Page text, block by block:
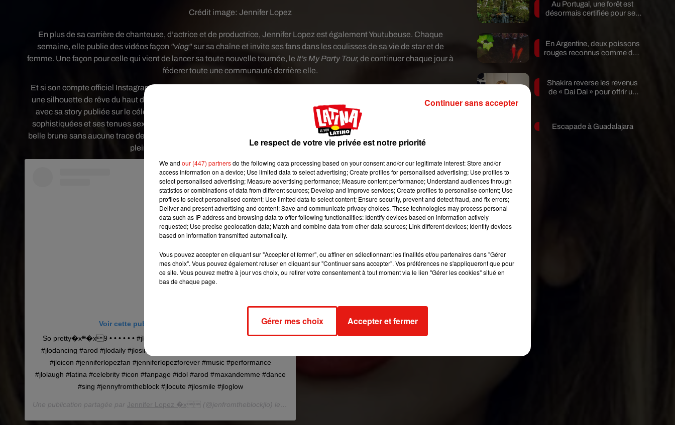
Crédit image:Jennifer Lopez
En plus de sa carrière de chanteuse, d’actrice et de productrice, Jennifer Lopez est également Youtubeuse. Chaque
semaine, elle publie des vidéos façon "vlog"sur sa chaîne et invite ses fans dans les coulisses de sa vie de star et de
femme. Une façon pour celle qui vient de lancer sa toute nouvelle tournée, le It’s My Party Tour,de continuer chaque jour à
féderer toute une communauté derrière elle.
Et si son compte officiel Instagram est suivi par près de 96 millions d'abonnés, ce n'est pas pour rien. Elle a beau afficher
une silhouette de rêve du haut de ses 50 ans, J-Lo n'en reste pas moins une femme simple et spontanée. Preuve en est
avec sa story publiée sur le célèbre réseau social il y a quelques jours. Exit la bomba latina avec ses mises en beauté
sophistiquées et ses tenues sexy, place à une véritable bomba...au naturel ! En effet, les internautes ont pu découvrir la
belle brune sans aucune trace de maquillage et sans filtre. Verdict ? La star était juste magnifique et rayonnante, profitant
pleinement de son après-midi avec ses enfants Max et Emme !
Voir cette publication sur Instagram
So pretty�x܍�x9 • • • • • • #jlo #jenniferlopez #jlobooty #jlovers #jlofans
#jlodancing #arod #jlodaily #jlosinging #jennyfromtheblock #jrod #jlofashion
#jloicon #jenniferlopezfan #jenniferlopezforever #music #performance
#jlolaugh #latina #celebrity #icon #fanpage #idol #arod #maxandemme #dance
#sing #jennyfromtheblock #jlocute #jlosmile #jloglow
Une publication partagée par Jennifer Lopez �x (@jenfromtheblockjlo) le
Au Portugal, une forêt est
désormais certifiée pour ses
En Argentine, deux poissons
rouges reconnus comme des
Shakira reverse les revenus
de « Dai Dai » pour offrir un
Escapade à Guadalajara
Le respect de votre vie privée est notre priorité
We and our (447) partnersdo the following data processing based on your consent and/or our legitimate interest: Store and/or
access information on a device; Use limited data to select advertising; Create profiles for personalised advertising; Use profiles to
select personalised advertising; Measure advertising performance; Measure content performance; Understand audiences through
statistics or combinations of data from different sources; Develop and improve services; Create profiles to personalise content; Use
profiles to select personalised content; Use limited data to select content; Ensure security, prevent and detect fraud, and fix errors;
Deliver and present advertising and content; Save and communicate privacy choices. These technologies may process personal
data such as IP address and browsing data to offer following functionalities: Identify devices based on information actively
requested; Use precise geolocation data; Match and combine data from other data sources; Link different devices; Identify devices
based on information transmitted automatically.
Vous pouvez accepter en cliquant sur "Accepter et fermer", ou affiner en sélectionnant les finalités et/ou partenaires dans "Gérer
mes choix". Vous pouvez également refuser en cliquant sur "Continuer sans accepter". Vos préférences ne s'appliqueront que pour
ce site. Vous pouvez mettre à jour vos choix, ou retirer votre consentement à tout moment via le lien "Gérer les cookies" situé en
bas de chaque page.
Gérer mes choix Accepter et fermer
Continuer sans accepter